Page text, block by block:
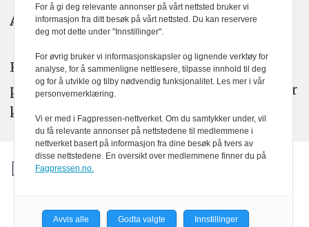
Abonnement:kom24@watchmedia.no
KOM24 arbeider etter Vær Varsom-
plakatens regler for god presseskikk. Her
kan du lese mer om PFUs arbeid.
For å gi deg relevante annonser på vårt nettsted bruker vi
informasjon fra ditt besøk på vårt nettsted. Du kan reservere
deg mot dette under "Innstillinger".
For øvrig bruker vi informasjonskapsler og lignende verktøy for
analyse, for å sammenligne nettlesere, tilpasse innhold til deg
og for å utvikle og tilby nødvendig funksjonalitet. Les mer i vår
personvernerklæring.
Vi er med i Fagpressen-nettverket. Om du samtykker under, vil
du få relevante annonser på nettstedene til medlemmene i
nettverket basert på informasjon fra dine besøk på tvers av
disse nettstedene. En oversikt over medlemmene finner du på
Fagpressen.no.
Avvis alle Godta valgte Innstillinger